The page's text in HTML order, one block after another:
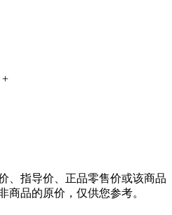
+
、指导价、正品零售价或该商品
商品的原价，仅供您参考。